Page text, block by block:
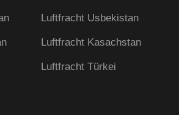
Luftfracht Usbekistan
Luftfracht Kasachstan
Luftfracht Türkei